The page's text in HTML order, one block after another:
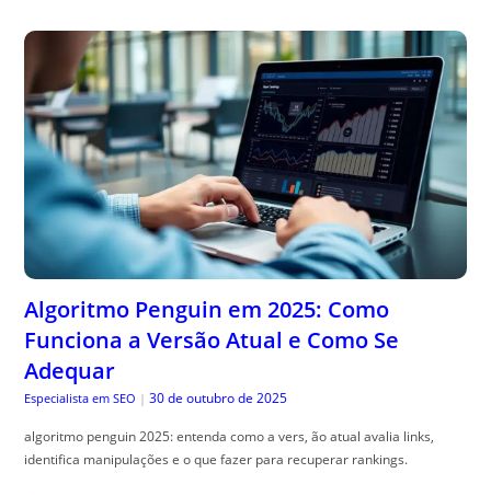
Algoritmo Penguin em 2025: Como
Funciona a Versão Atual e Como Se
Adequar
Especialista em SEO | 30 de outubro de 2025
algoritmo penguin 2025: entenda como a vers, ão atual avalia links,
identifica manipulações e o que fazer para recuperar rankings.